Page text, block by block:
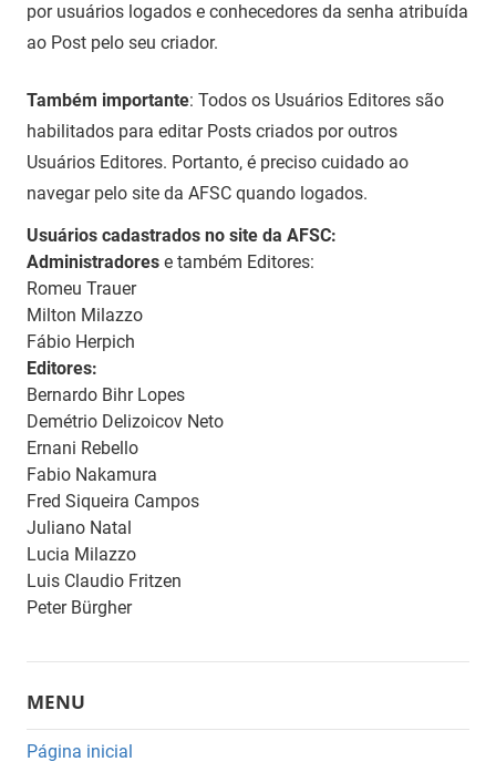
por usuários logados e conhecedores da senha atribuída
ao Post pelo seu criador.
Também importante: Todos os Usuários Editores são
habilitados para editar Posts criados por outros
Usuários Editores. Portanto, é preciso cuidado ao
navegar pelo site da AFSC quando logados.
Usuários cadastrados no site da AFSC:
Administradores e também Editores:
Romeu Trauer
Milton Milazzo
Fábio Herpich
Editores:
Bernardo Bihr Lopes
Demétrio Delizoicov Neto
Ernani Rebello
Fabio Nakamura
Fred Siqueira Campos
Juliano Natal
Lucia Milazzo
Luis Claudio Fritzen
Peter Bürgher
MENU
Página inicial